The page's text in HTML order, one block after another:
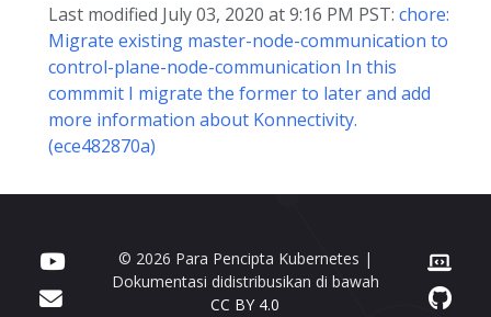
Last modified July 03, 2020 at 9:16 PM PST: chore:
Migrate existing master-node-communication to
control-plane-node-communication In this
commmit I migrate the former to later and add
more information about Konnectivity.
(ece482870a)
© 2026 Para Pencipta Kubernetes |
Dokumentasi didistribusikan di bawah
CC BY 4.0